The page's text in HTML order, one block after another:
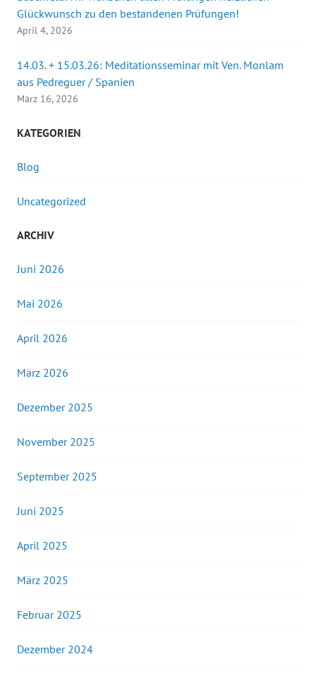
Glückwunsch zu den bestandenen Prüfungen!
April 4, 2026
14.03. + 15.03.26: Meditationsseminar mit Ven. Monlam
aus Pedreguer / Spanien
März 16, 2026
KATEGORIEN
Blog
Uncategorized
ARCHIV
Juni 2026
Mai 2026
April 2026
März 2026
Dezember 2025
November 2025
September 2025
Juni 2025
April 2025
März 2025
Februar 2025
Dezember 2024